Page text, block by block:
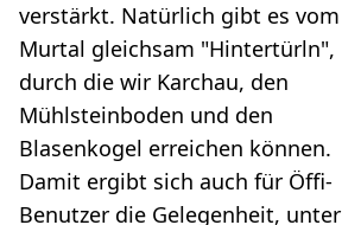
verstärkt. Natürlich gibt es vom
Murtal gleichsam "Hintertürln",
durch die wir Karchau, den
Mühlsteinboden und den
Blasenkogel erreichen können.
Damit ergibt sich auch für Öffi-
Benutzer die Gelegenheit, unter